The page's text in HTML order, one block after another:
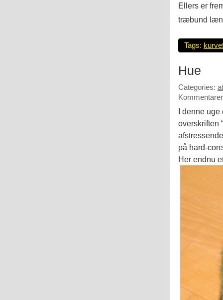
Ellers er
træbund
Tags:
Hue
Categories:
I denne uge
overskriften “
på hard-
Her endnu